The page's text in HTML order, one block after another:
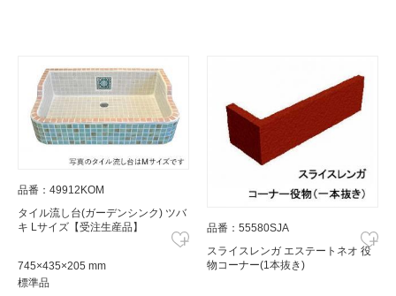
品番：49912KOM
タイル流し台(ガーデンシンク) ツバ
キ Lサイズ【受注生産品】
745×435×205 mm
標準品
品番：55580SJA
スライスレンガ エステートネオ 役
物コーナー(1本抜き)